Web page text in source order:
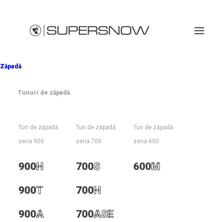
Zăpadă
Tunuri de zăpadă
Tun de zăpadă
seria 900
900H
900T
900A
Tun de zăpadă
seria 700
700S
700H
700ASE
Tun de zăpadă
seria 600
600M